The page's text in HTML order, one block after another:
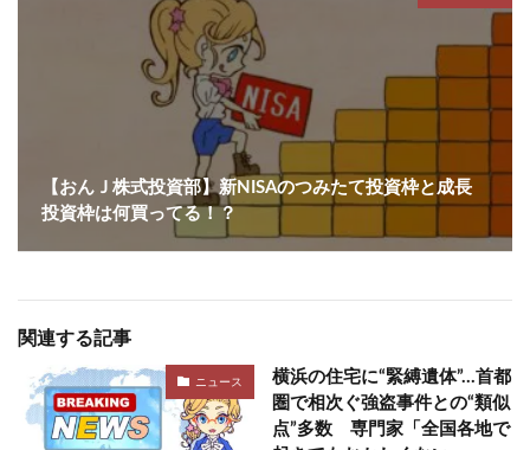
【おんＪ株式投資部】新NISAのつみたて投資枠と成長
投資枠は何買ってる！？
関連する記事
ニュース
横浜の住宅に“緊縛遺体”…首都
圏で相次ぐ強盗事件との“類似
点”多数 専門家「全国各地で